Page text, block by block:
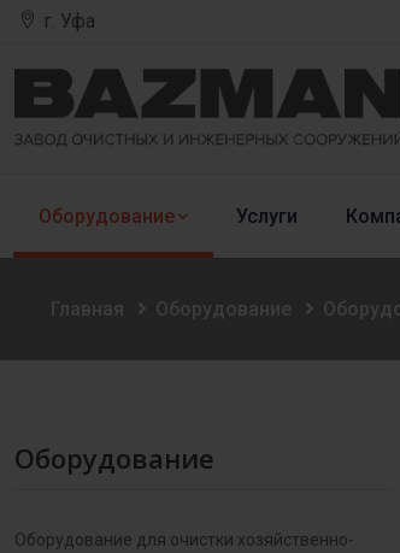
г. Уфа
Оборудование Услуги
Главная Оборудование
Оборудование
Оборудование для очистки хозяйственно-